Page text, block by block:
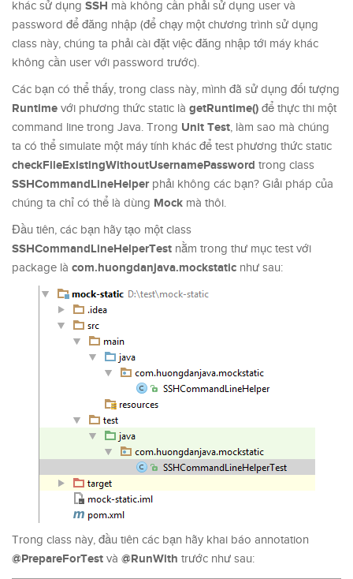
khác sử dụng SSH mà không cần phải sử dụng user và
password để đăng nhập (để chạy một chương trình sử dụng
class này, chúng ta phải cài đặt việc đăng nhập tới máy khác
không cần user với password trước).
Các bạn có thể thấy, trong class này, mình đã sử dụng đối tượng
Runtime với phương thức static là getRuntime() để thực thi một
command line trong Java. Trong Unit Test, làm sao mà chúng
ta có thể simulate một máy tính khác để test phương thức static
checkFileExistingWithoutUsernamePassword trong class
SSHCommandLineHelperphải không các bạn? Giải pháp của
chúng ta chỉ có thể là dùng Mock mà thôi.
Đầu tiên, các bạn hãy tạo một class
SSHCommandLineHelperTest nằm trong thư mục test với
package là com.huongdanjava.mockstatic như sau:
Trong class này, đầu tiên các bạn hãy khai báo annotation
@PrepareForTest và @RunWith trước như sau: